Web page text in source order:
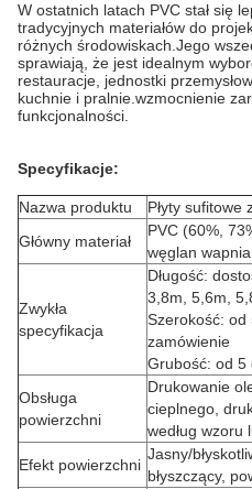
W ostatnich latach PVC stał się
tradycyjnych materiałów do
różnych środowiskach.Jego
sprawiają, że jest idealnym
restauracje, jednostki
kuchnie i pralnie.wzmocnienie
funkcjonalności.
Specyfikacje:
Nazwa produktu
Płyty sufitowe
Główny materiał
PVC (60%,
węglan
Zwykła
specyfikacja
Długość:
3,8m, 5,6m,
Szerokość: od
zamówienie
Grubość: od 5
Obsługa
powierzchni
Drukowanie
cieplnego,
według wzoru
Efekt powierzchni
Jasny/
błyszczący,